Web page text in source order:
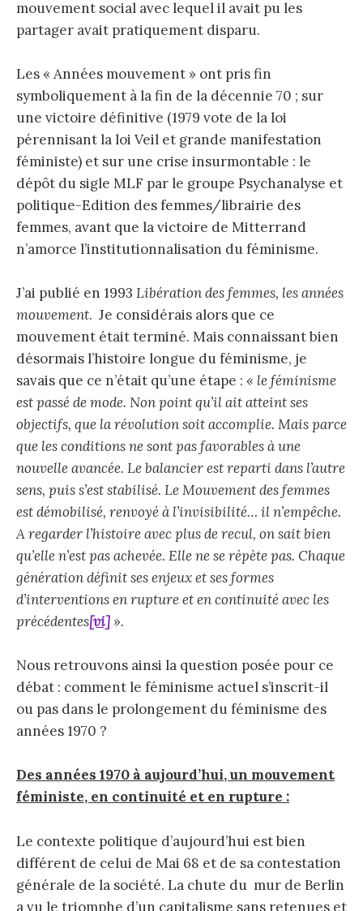
mouvement social avec lequel il avait pu les
partager avait pratiquement disparu.
Les « Années mouvement » ont pris fin
symboliquement à la fin de la décennie 70 ; sur
une victoire définitive (1979 vote de la loi
pérennisant la loi Veil et grande manifestation
féministe) et sur une crise insurmontable : le
dépôt du sigle MLF par le groupe Psychanalyse et
politique-Edition des femmes/librairie des
femmes, avant que la victoire de Mitterrand
n’amorce l’institutionnalisation du féminisme.
J’ai publié en 1993 Libération des femmes, les années
mouvement. Je considérais alors que ce
mouvement était terminé. Mais connaissant bien
désormais l’histoire longue du féminisme, je
savais que ce n’était qu’une étape : « le féminisme
est passé de mode. Non point qu’il ait atteint ses
objectifs, que la révolution soit accomplie. Mais parce
que les conditions ne sont pas favorables à une
nouvelle avancée. Le balancier est reparti dans l’autre
sens, puis s’est stabilisé. Le Mouvement des femmes
est démobilisé, renvoyé à l’invisibilité… il n’empêche.
A regarder l’histoire avec plus de recul, on sait bien
qu’elle n’est pas achevée. Elle ne se répète pas. Chaque
génération définit ses enjeux et ses formes
d’interventions en rupture et en continuité avec les
précédentes[vi]».
Nous retrouvons ainsi la question posée pour ce
débat : comment le féminisme actuel s’inscrit-il
ou pas dans le prolongement du féminisme des
années 1970 ?
Des années 1970 à aujourd’hui, un mouvement
féministe, en continuité et en rupture :
Le contexte politique d’aujourd’hui est bien
différent de celui de Mai 68 et de sa contestation
générale de la société. La chute du mur de Berlin
a vu le triomphe d’un capitalisme sans retenues et